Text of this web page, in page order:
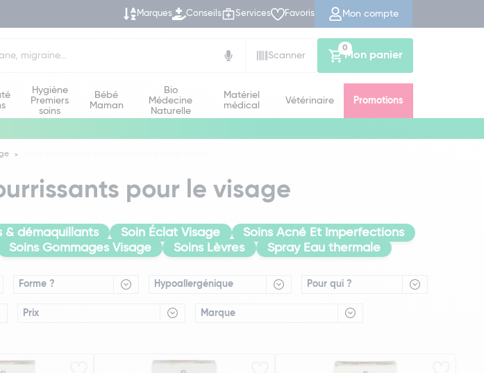
Marques Conseils Services Favoris Mon compte
Scanner
Mon panier
0
Hygiène
Premiers
soins
Bébé
Maman
Bio
Médecine
Naturelle
Matériel
médical
Vétérinaire Promotions
pour le visage
& démaquillants Soin Éclat Visage
Soins Acné Et Imperfections
Soins Gommages Visage Soins Lèvres Spray Eau thermale
Forme ? Hypoallergénique Pour qui ?
Prix Marque